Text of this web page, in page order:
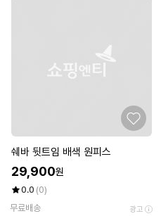
쉐바 뒷트임 배색 원피스
29,900원
0.0 (0)
무료배송
광고